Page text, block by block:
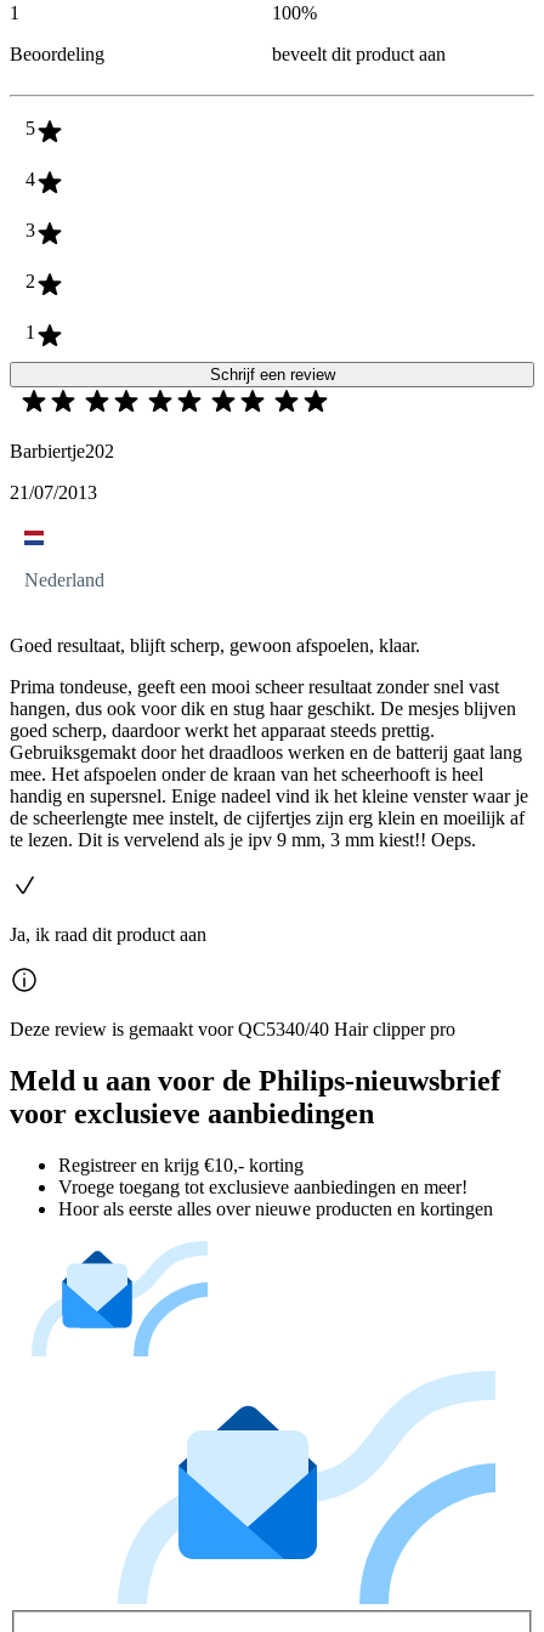
1
Beoordeling
100%
beveelt dit product aan
5
4
3
2
1
Schrijf een review
Barbiertje202
21/07/2013
Nederland
Goed resultaat, blijft scherp, gewoon afspoelen, klaar.
Prima tondeuse, geeft een mooi scheer resultaat zonder snel vast
hangen, dus ook voor dik en stug haar geschikt. De mesjes blijven
goed scherp, daardoor werkt het apparaat steeds prettig.
Gebruiksgemakt door het draadloos werken en de batterij gaat lang
mee. Het afspoelen onder de kraan van het scheerhooft is heel
handig en supersnel. Enige nadeel vind ik het kleine venster waar je
de scheerlengte mee instelt, de cijfertjes zijn erg klein en moeilijk af
te lezen. Dit is vervelend als je ipv 9 mm, 3 mm kiest!! Oeps.
Ja, ik raad dit product aan
Deze review is gemaakt voor QC5340/40 Hair clipper pro
Meld u aan voor de Philips-nieuwsbrief
voor exclusieve aanbiedingen
Registreer en krijg €10,- korting
Vroege toegang tot exclusieve aanbiedingen en meer!
Hoor als eerste alles over nieuwe producten en kortingen